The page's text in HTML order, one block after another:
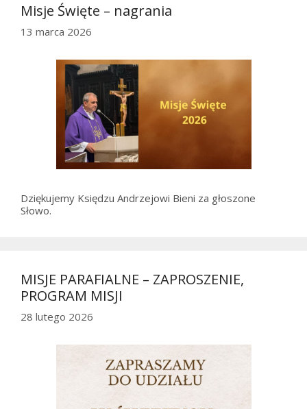
Misje Święte – nagrania
13 marca 2026
Dziękujemy Księdzu Andrzejowi Bieni za głoszone
Słowo.
MISJE PARAFIALNE – ZAPROSZENIE,
PROGRAM MISJI
28 lutego 2026